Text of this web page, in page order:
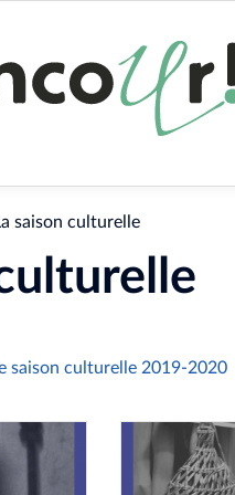
saison culturelle
saison culturelle 2019-2020